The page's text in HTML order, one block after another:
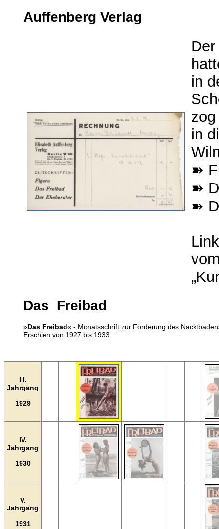
Auffenberg Verlag
Der
in
in
➽
➽
➽
Das Freibad
»Das Freibad« - Monatsschrift zur Förderung des
Erschien von 1927 bis 1933.
III.
Jahrgang
1929
IV.
Jahrgang
1930
V.
Jahrgang
1931